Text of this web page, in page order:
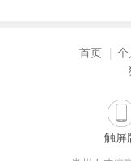
首页
触屏